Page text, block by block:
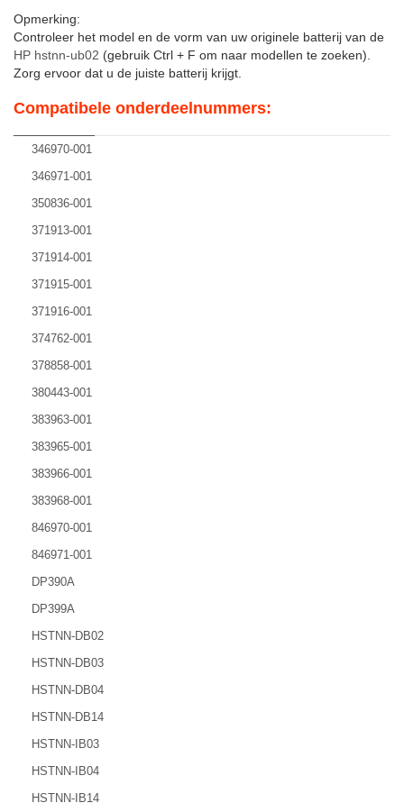
Opmerking:
Controleer het model en de vorm van uw originele batterij van de
HP hstnn-ub02 (gebruik Ctrl + F om naar modellen te zoeken).
Zorg ervoor dat u de juiste batterij krijgt.
Compatibele onderdeelnummers:
346970-001
346971-001
350836-001
371913-001
371914-001
371915-001
371916-001
374762-001
378858-001
380443-001
383963-001
383965-001
383966-001
383968-001
846970-001
846971-001
DP390A
DP399A
HSTNN-DB02
HSTNN-DB03
HSTNN-DB04
HSTNN-DB14
HSTNN-IB03
HSTNN-IB04
HSTNN-IB14